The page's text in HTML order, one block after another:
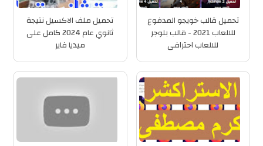
تحميل قالب خويجو المدفوع
للالعاب 2021 - قالب بلوجر
للالعاب احترافى
تحميل ملف الاكسيل نتيجة
ثانوي عام 2024 كامل على
ميديا فاير